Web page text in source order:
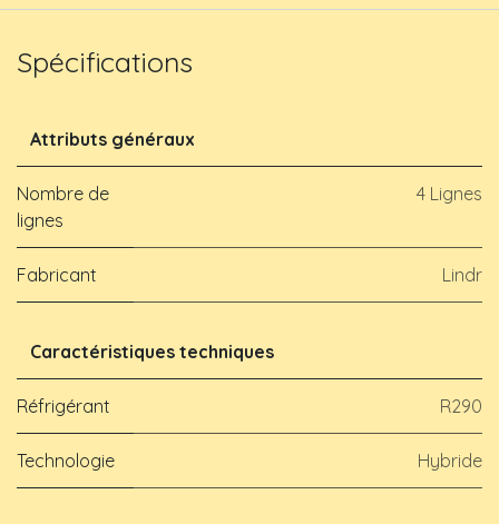
Spécifications
Attributs généraux
Nombre de
lignes
4 Lignes
Fabricant Lindr
Caractéristiques techniques
Réfrigérant R290
Technologie Hybride